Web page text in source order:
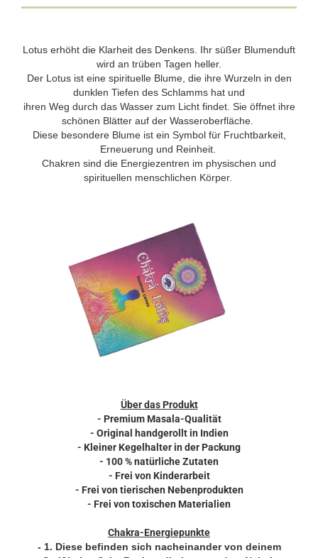
Lotus erhöht die Klarheit des Denkens. Ihr süßer Blumenduft
wird an trüben Tagen heller.
Der Lotus ist eine spirituelle Blume, die ihre Wurzeln in den
dunklen Tiefen des Schlamms hat und
ihren Weg durch das Wasser zum Licht findet. Sie öffnet ihre
schönen Blätter auf der Wasseroberfläche.
Diese besondere Blume ist ein Symbol für Fruchtbarkeit,
Erneuerung und Reinheit.
Chakren sind die Energiezentren im physischen und
spirituellen menschlichen Körper.
Über das Produkt
- Premium Masala-Qualität
- Original handgerollt in Indien
- Kleiner Kegelhalter in der Packung
- 100 % natürliche Zutaten
- Frei von Kinderarbeit
- Frei von tierischen Nebenprodukten
- Frei von toxischen Materialien
Chakra-Energiepunkte
- 1. Diese befinden sich nacheinander von deinem